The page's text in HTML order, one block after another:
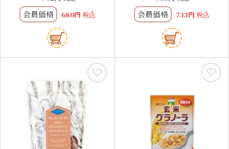
会員価格 680 税込 会員価格 733 税込